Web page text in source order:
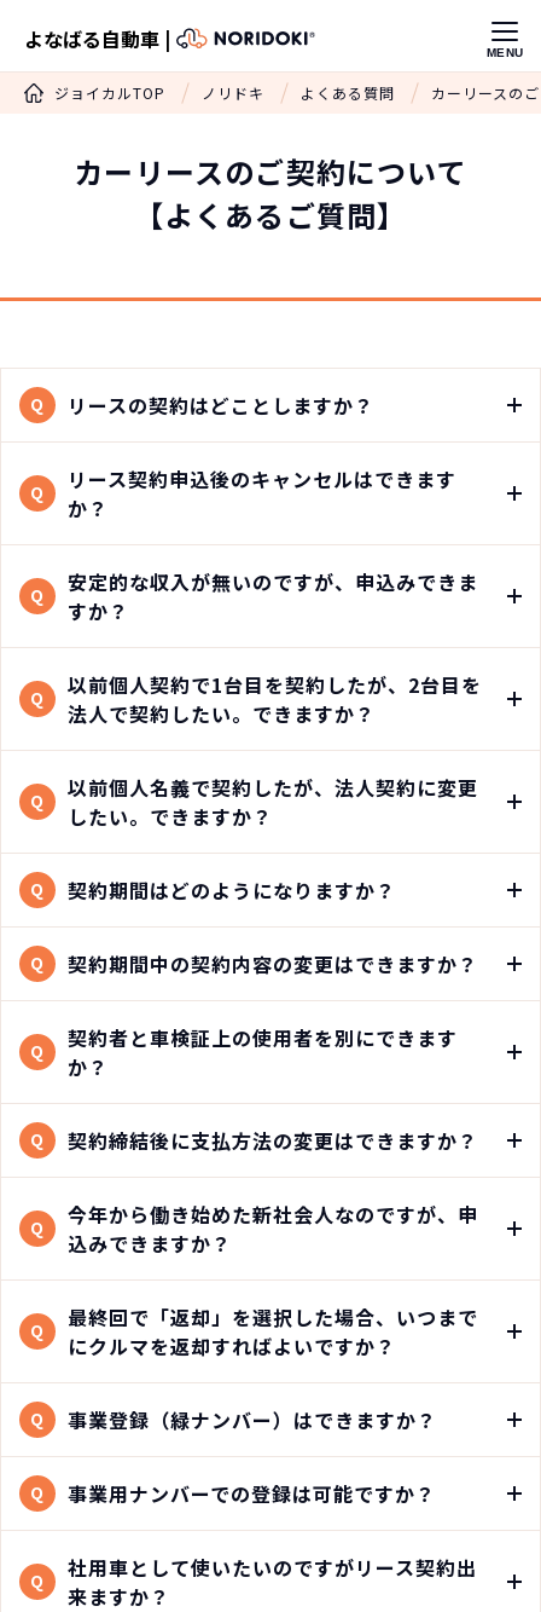
よなばる自動車 | MENU
ジョイカルTOP ノリドキ よくある質問 カーリースの
カーリースのご契約について
【よくあるご質問】
Q リースの契約はどことしますか？
Q
リース契約申込後のキャンセルはできます
か？
Q
安定的な収入が無いのですが、申込みできま
すか？
Q
以前個人契約で1台目を契約したが、2台目を
法人で契約したい。できますか？
Q
以前個人名義で契約したが、法人契約に変更
したい。できますか？
Q 契約期間はどのようになりますか？
Q 契約期間中の契約内容の変更はできますか？
Q
契約者と車検証上の使用者を別にできます
か？
Q 契約締結後に支払方法の変更はできますか？
Q
今年から働き始めた新社会人なのですが、申
込みできますか？
Q
最終回で「返却」を選択した場合、いつまで
にクルマを返却すればよいですか？
Q 事業登録（緑ナンバー）はできますか？
Q 事業用ナンバーでの登録は可能ですか？
Q
社用車として使いたいのですがリース契約出
来ますか？